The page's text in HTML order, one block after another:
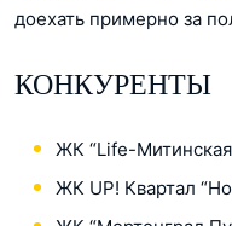
доехать примерно за
КОНКУРЕНТЫ
ЖК “Life-Митинская
ЖК UP! Квартал